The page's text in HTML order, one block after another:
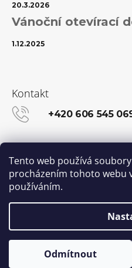
Tento web používá
procházením tohoto webu
používáním.
Odmítnout
20.3.2026
Vánoční otevírací
1.12.2025
Kontakt
+420 606 545
© 2026 Kanekalon-STORE.cz.
vyhrazena.Upravit nastavení cookies